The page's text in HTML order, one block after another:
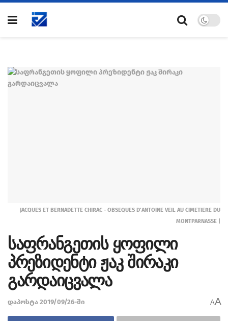
JACQUES ET BERNADETTE CHIRAC - OBSEQUES D'ANTOINE VEIL AU CIMETIERE DU
MONTPARNASSE |
საფრანგეთის ყოფილი
პრეზიდენტი ჟაკ შირაკი
გარდაიცვალა
დაპოსტა 2019/09/26-ში AA